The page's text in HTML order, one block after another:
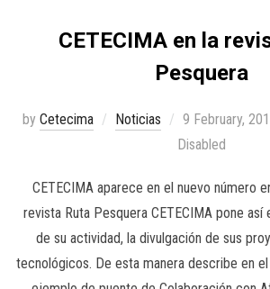
CETECIMA en la
Pesquera
by Cetecima Noticias 9 February,
Disabled
CETECIMA aparece en el nuevo número
revista Ruta Pesquera CETECIMA pone
de su actividad, la divulgación de sus
tecnológicos. De esta manera describe en el